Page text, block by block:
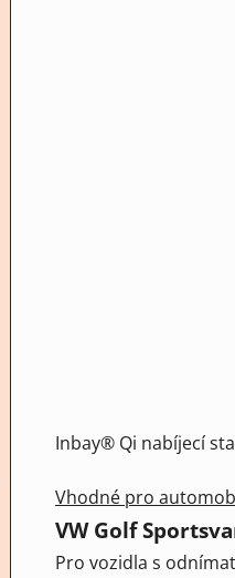
Inbay® Qi nabíjecí
Vhodné pro
VW Golf
Pro vozidla s